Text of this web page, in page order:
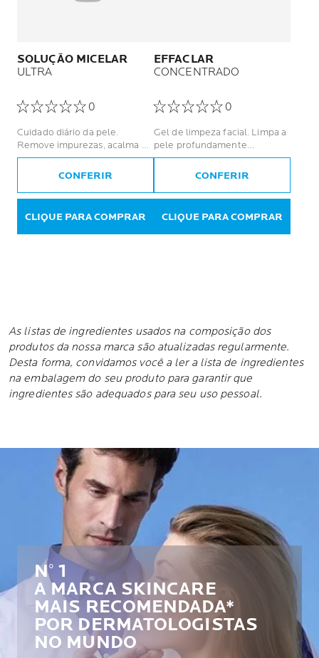
SOLUÇÃO MICELAR
ULTRA
0
Cuidado diário da pele.
Remove impurezas, acalma e
suaviza a pele sensível após
agressões diárias Eficaz na
Indicado para todos os tipos
CONFERIR
CLIQUE PARA COMPRAR
EFFACLAR
CONCENTRADO
0
Gel de limpeza facial. Limpa a
pele profundamente
reduzindo a oleosidade e
lesões acneicasCONFERIR
CLIQUE PARA COMPRAR
As listas de ingredientes usados na composição dos
produtos da nossa marca são atualizadas regularmente.
Desta forma, convidamos você a ler a lista de ingredientes
na embalagem do seu produto para garantir que
ingredientes são adequados para seu uso pessoal.
N° 1
A MARCA SKINCARE
MAIS RECOMENDADA*
POR DERMATOLOGISTAS
NO MUNDO